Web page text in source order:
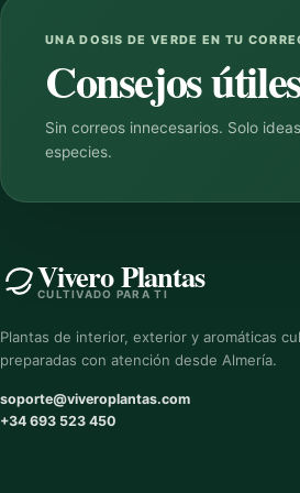
UNA DOSIS DE VERDE EN TU
Consejos
Sin correos innecesarios. Solo
especies.
Vivero Plantas
CULTIVADO PARA TI
Plantas de interior, exterior y aromáticas
preparadas con atención desde Almería.
soporte@viveroplantas.com
+34 693 523 450